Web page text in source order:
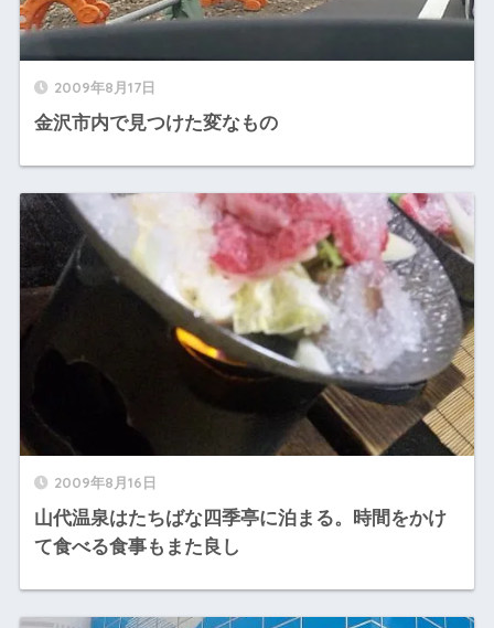
2009年8月17日
金沢市内で見つけた変なもの
2009年8月16日
山代温泉はたちばな四季亭に泊まる。時間をかけ
て食べる食事もまた良し